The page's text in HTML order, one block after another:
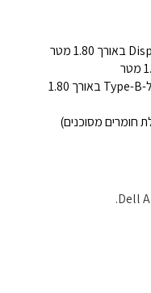
1 x כבל USB ‎5Gbps‎ מסוג Type-A ל-Type-B באורך ‎1.80‎